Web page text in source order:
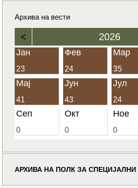
Архива на вести
< 2026
Јан
23
Фев
24
Мар
35
Мај
41
Јун
43
Јул
24
Сеп
0
Окт
0
Ное
0
АРХИВА НА ПОЛК ЗА